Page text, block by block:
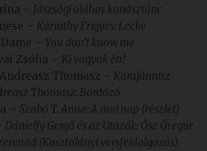
– Jászsági oláhos kanásztánc
– Karinthy Frigyes: Lecke
Dame – You don’t know me
Zsófia – Ki vagyok én?
Thomasz – Karajánnisz
Thomasz: Bordózó
– Szabó T. Anna: A mai nap (részlet)
Dánielfy Gergő és az Utazók: Ősz Öregúr
(Kosztolányi versfeldolgozás)